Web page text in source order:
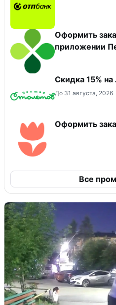
Оформить
приложении
Скидка 15% на
До 31 августа, 2026
Оформить
Все